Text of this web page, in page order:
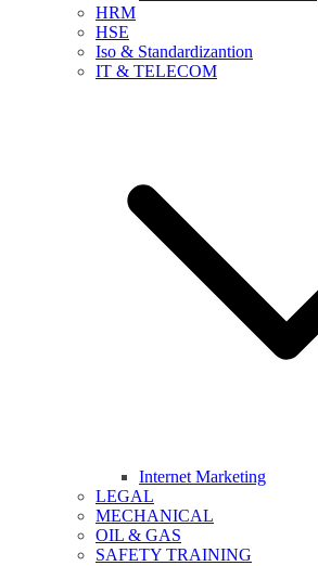
HRM
HSE
Iso & Standardizantion
IT & TELECOM
Internet Marketing
LEGAL
MECHANICAL
OIL & GAS
SAFETY TRAINING